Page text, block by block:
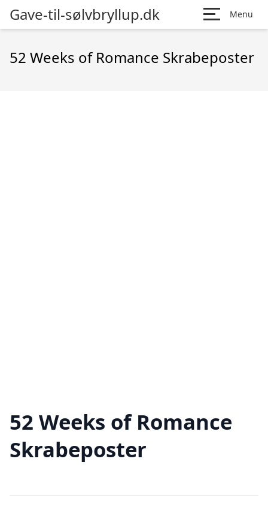
Gave-til-sølvbryllup.dk Menu
52 Weeks of Romance Skrabeposter
52 Weeks of Romance
Skrabeposter